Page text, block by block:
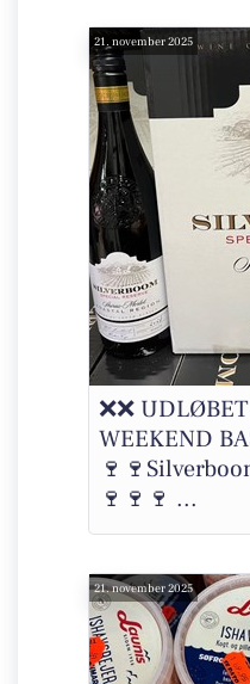
21. november 2025
❌❌
WEEKEND
🍷🍷🍷 ...
21. november 2025